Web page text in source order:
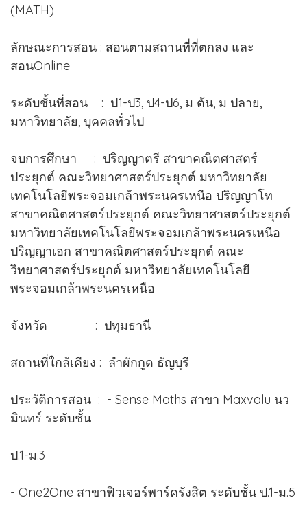
(MATH)
ลักษณะการสอน : สอนตามสถานที่ที่ตกลง และ
สอนOnline
ระดับชั้นที่สอน : ป1-ป3, ป4-ป6, ม ต้น, ม ปลาย,
มหาวิทยาลัย, บุคคลทั่วไป
จบการศึกษา : ปริญญาตรี สาขาคณิตศาสตร์
ประยุกต์ คณะวิทยาศาสตร์ประยุกต์ มหาวิทยาลัย
เทคโนโลยีพระจอมเกล้าพระนครเหนือ ปริญญาโท
สาขาคณิตศาสตร์ประยุกต์ คณะวิทยาศาสตร์ประยุกต์
มหาวิทยาลัยเทคโนโลยีพระจอมเกล้าพระนครเหนือ
ปริญญาเอก สาขาคณิตศาสตร์ประยุกต์ คณะ
วิทยาศาสตร์ประยุกต์ มหาวิทยาลัยเทคโนโลยี
พระจอมเกล้าพระนครเหนือ
จังหวัด : ปทุมธานี
สถานที่ใกล้เคียง : ลำผักกูด ธัญบุรี
ประวัติการสอน : - Sense Maths สาขา Maxvalu นว
มินทร์ ระดับชั้น
ป.1-ม.3
- One2One สาขาฟิวเจอร์พาร์ครังสิต ระดับชั้น ป.1-ม.5